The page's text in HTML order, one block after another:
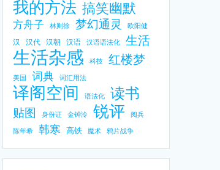
我的方法 搞笑幽默
方舟子 林则徐 梦幻通灵 欧阳健
汉 汉代 汉朝 汉语 汉语语法化 生活
生活杂感 科技 红楼梦
美国 词典 词汇用法
译阁空间 语法化 读书
贴图 身份证 金钟泠 锐评
阅兵
陈年希
韩寒 高铁 魔术 鸦片战争